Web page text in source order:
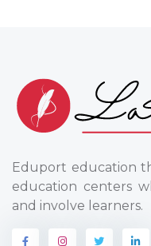
Eduport education
education centers
and involve learners.